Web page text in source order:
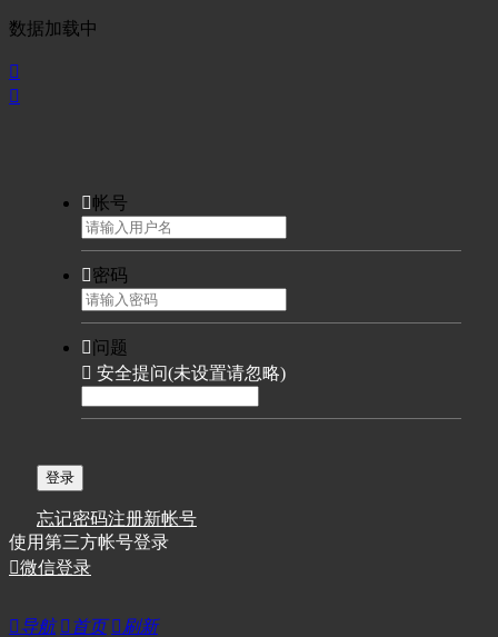
数据加载中


帐号
密码
问题
 安全提问(未设置请忽略)
登录
忘记密码注册新帐号
使用第三方帐号登录
微信登录
导航  首页  刷新